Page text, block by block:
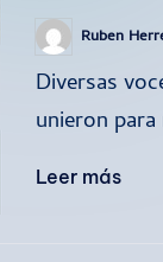
Publicado
por
Ruben
Diversas
unieron
Leer más